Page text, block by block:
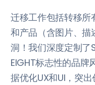
迁移工作包括转移所
和产品（含图片、描
洞！我们深度定制了
EIGHT标志性的品牌
据优化UX和UI，突出